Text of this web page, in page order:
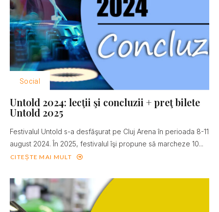
Social
Untold 2024: lecţii şi concluzii + preţ bilete
Untold 2025
Festivalul Untold s-a desfăşurat pe Cluj Arena în perioada 8-11
august 2024. În 2025, festivalul îşi propune să marcheze 10...
CITEȘTE MAI MULT